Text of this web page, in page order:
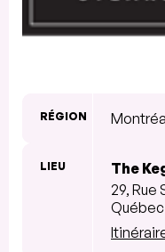
RÉGION
LIEU
The
29, Rue
Québec